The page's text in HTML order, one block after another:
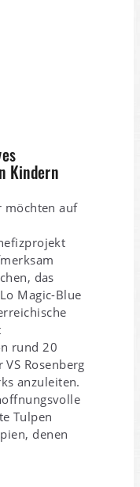
Kindern
möchten auf
das
Magic-Blue
rund 20
Rosenberg
anzuleiten.
Tulpen
denen